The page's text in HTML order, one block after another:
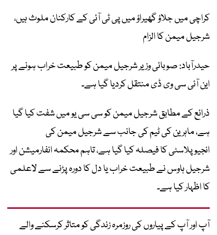
کراچی میں جلاؤ گھیراؤ میں پی ٹی آئی کے کارکنان ملوث ہیں،
شرجیل میمن کا الزام
حیدرآباد: صوبائی وزیر شرجیل میمن کو طبیعت خراب ہونے پر
این آئی سی وی ڈی منتقل کردیا گیا ہے۔
ذرائع کے مطابق شرجیل میمن کو سی سی یو میں شفت کیا گیا
ہے، ماہرین کی ٹیم کی جانب سے شرجیل میمن کی
انجیوپلاسٹی کا فیصلہ کیا گیا ہے، تاہم محکمہ انفارمیشن اور
شرجیل ہاوس نے طبیعت خراب یا دل کا دورہ پڑنے سے لاعلمی
کا اظہار کیا ہے۔
آپ اور آپ کے پیاروں کی روزمرہ زندگی کو متاثر کرسکنے والے